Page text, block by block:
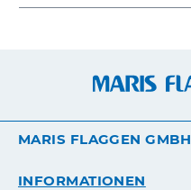
MARIS FLAGGEN GMBH
INFORMATIONEN